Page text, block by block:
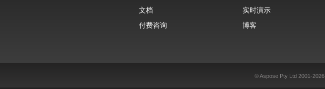
文档
实时演示
付费咨询
博客
© Aspose Pty Ltd 2001-2026.